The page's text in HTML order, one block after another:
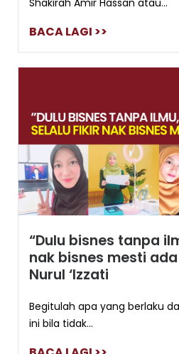
Shakirah Amir Hassan atau...
BACA LAGI >>
“Dulu bisnes tanpa
nak bisnes mesti
Nurul ‘Izzati
Begitulah apa yang berlaku
ini bila tidak...